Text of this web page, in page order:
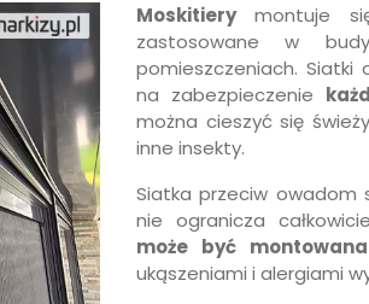
Moskitierymontuje
zastosowane w
pomieszczeniach.
na zabezpieczenie
można cieszyć się
inne insekty.
Siatka przeciw owadom
nie ogranicza
może być
ukąszeniami i alergiami